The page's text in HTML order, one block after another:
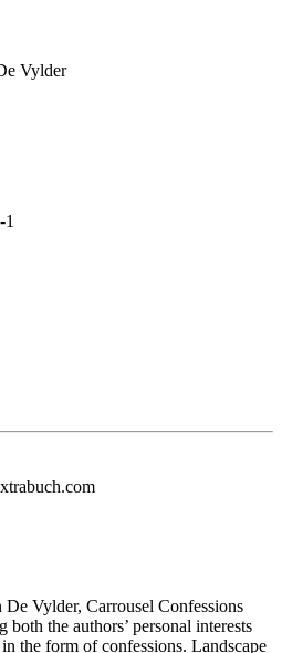
Vylder
Vylder, Carrousel Confessions
both the authors’ personal interests
the form of confessions. Landscape